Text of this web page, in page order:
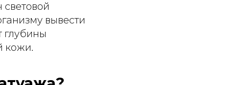
вывести
глубины
кожи.